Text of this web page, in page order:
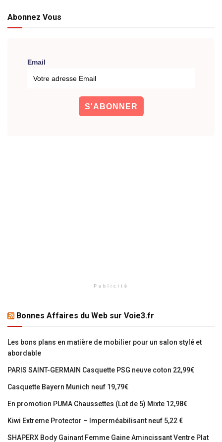
Abonnez Vous
Email
Publicité
Bonnes Affaires du Web sur Voie3.fr
Les bons plans en matière de mobilier pour un salon stylé et
abordable
PARIS SAINT-GERMAIN Casquette PSG neuve coton 22,99€
Casquette Bayern Munich neuf 19,79€
En promotion PUMA Chaussettes (Lot de 5) Mixte 12,98€
Kiwi Extreme Protector – Imperméabilisant neuf 5,22 €
SHAPERX Body Gainant Femme Gaine Amincissant Ventre Plat